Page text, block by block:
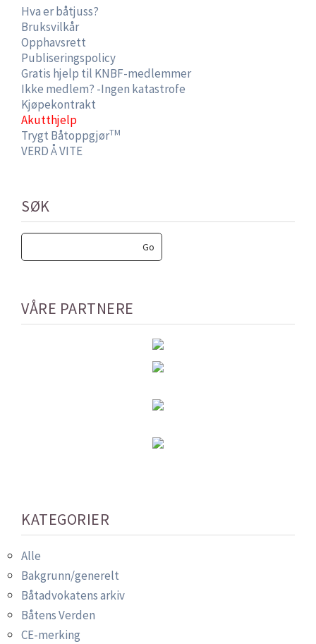
Hva er båtjuss?
Bruksvilkår
Opphavsrett
Publiseringspolicy
Gratis hjelp til KNBF-medlemmer
Ikke medlem? -Ingen katastrofe
Kjøpekontrakt
Akutthjelp
Trygt BåtoppgjørTM
VERD Å VITE
SØK
VÅRE PARTNERE
KATEGORIER
Alle
Bakgrunn/generelt
Båtadvokatens arkiv
Båtens Verden
CE-merking